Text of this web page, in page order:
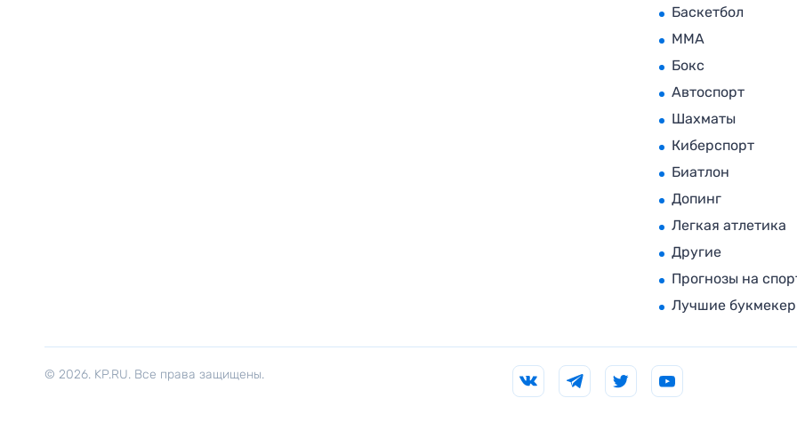
Баскетбол
MMA
Бокс
Автоспорт
Шахматы
Киберспорт
Биатлон
Допинг
Легкая атлетика
Другие
Прогнозы на
Лучшие
© 2026. KP.RU. Все права защищены.